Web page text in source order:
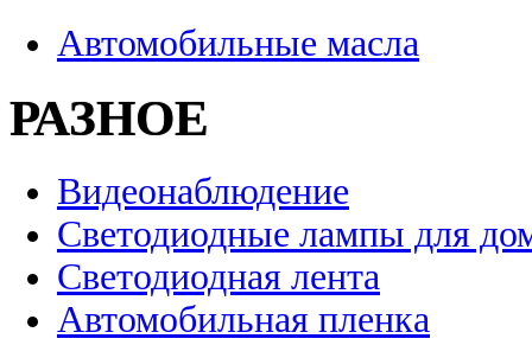
Автомобильные масла
РАЗНОЕ
Видеонаблюдение
Светодиодные лампы для
Светодиодная лента
Автомобильная пленка